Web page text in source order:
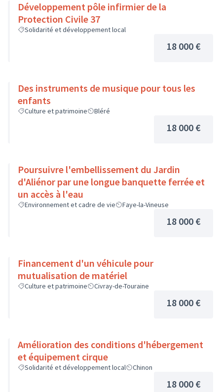
Développement pôle infirmier de la
Protection Civile 37
Solidarité et développement local
18 000 €
Des instruments de musique pour tous les
enfants
Culture et patrimoine Bléré
18 000 €
Poursuivre l'embellissement du Jardin
d'Aliénor par une longue banquette ferrée et
un accès à l'eau
Environnement et cadre de vie Faye-la-Vineuse
18 000 €
Financement d'un véhicule pour
mutualisation de matériel
Culture et patrimoine Civray-de-Touraine
18 000 €
Amélioration des conditions d'hébergement
et équipement cirque
Solidarité et développement local Chinon
18 000 €